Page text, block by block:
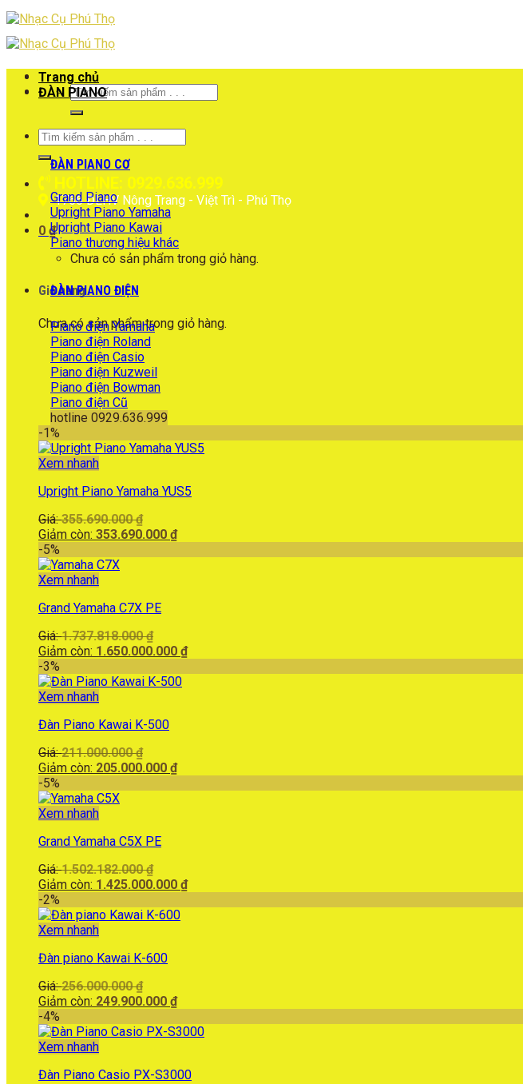
Skip
to
content
Tìm
kiếm:
Tìm
kiếm:
HOTLINE: 0929.636.999
1766 ĐLHV Nông Trang - Việt Trì - Phú Thọ
0 ₫
Chưa có sản phẩm trong giỏ hàng.
Giỏ hàng
Chưa có sản phẩm trong giỏ hàng.
Trang chủ
ĐÀN PIANO
ĐÀN PIANO CƠ
Grand Piano
Upright Piano Yamaha
Upright Piano Kawai
Piano thương hiệu khác
ĐÀN PIANO ĐIỆN
Piano điện Yamaha
Piano điện Roland
Piano điện Casio
Piano điện Kuzweil
Piano điện Bowman
Piano điện Cũ
hotline 0929.636.999
-1%
Xem nhanh
Upright Piano Yamaha YUS5
Giá:355.690.000₫
gốc
Giảm còn: 353.690.000 ₫Giá
-5%
Xem nhanh
Grand Yamaha C7X PE
Giá:1.737.818.000₫
gốc
1.737.818.000 ₫.
Giảm còn: 1.650.000.000 ₫Giá
-3%
Xem nhanh
Đàn Piano Kawai K-500
Giá:211.000.000₫
gốc
Giảm còn: 205.000.000 ₫Giá
-5%
Xem nhanh
Grand Yamaha C5X PE
Giá:1.502.182.000₫
gốc
1.502.182.000 ₫.
Giảm còn: 1.425.000.000 ₫Giá
-2%
Xem nhanh
Đàn piano Kawai K-600
Giá:256.000.000₫
gốc
256.000.000 ₫.
Giảm còn: 249.900.000 ₫Giá
tại
-4%
Xem nhanh
Đàn Piano Casio PX-S3000